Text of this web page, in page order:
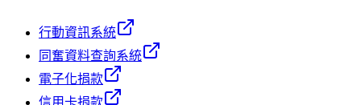
行動資訊系統
同奮資料查詢系統
電子化捐款
信用卡捐款